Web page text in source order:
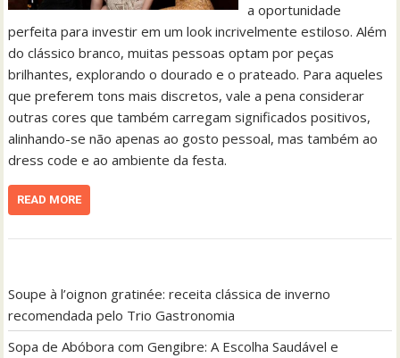
a oportunidade
perfeita para investir em um look incrivelmente estiloso. Além
do clássico branco, muitas pessoas optam por peças
brilhantes, explorando o dourado e o prateado. Para aqueles
que preferem tons mais discretos, vale a pena considerar
outras cores que também carregam significados positivos,
alinhando-se não apenas ao gosto pessoal, mas também ao
dress code e ao ambiente da festa.
READ MORE
Soupe à l’oignon gratinée: receita clássica de inverno
recomendada pelo Trio Gastronomia
Sopa de Abóbora com Gengibre: A Escolha Saudável e